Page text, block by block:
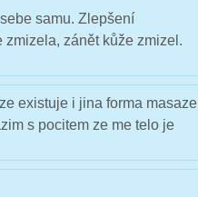
samu. Zlepšení
zánět kůže zmizel.
existuje i jina forma masaze
s pocitem ze me telo je